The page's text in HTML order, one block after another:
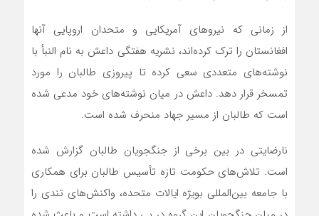
از زمانی که نیروهای آمریکایی و متحدان اروپایی آنها
افغانستان را ترک کرده‌اند، نشریه هفتگی داعش به نام النبأ با
نوشته‌های متعددی سعی کرده تا پیروزی طالبان را مورد
تمسخر قرار دهد. داعش در میان نوشته‌های خود مدعی شده
است که طالبان از مسیر جهاد منحرف شده است.
نارضایتی در بین برخی از جنگجویان طالبان گزارش شده
است. تلاش‌های حکومت تازه تأسیس طالبان برای همکاری
با جامعه بین‌المللی بویژه ایالات متحده، واکنش‌های تندی را